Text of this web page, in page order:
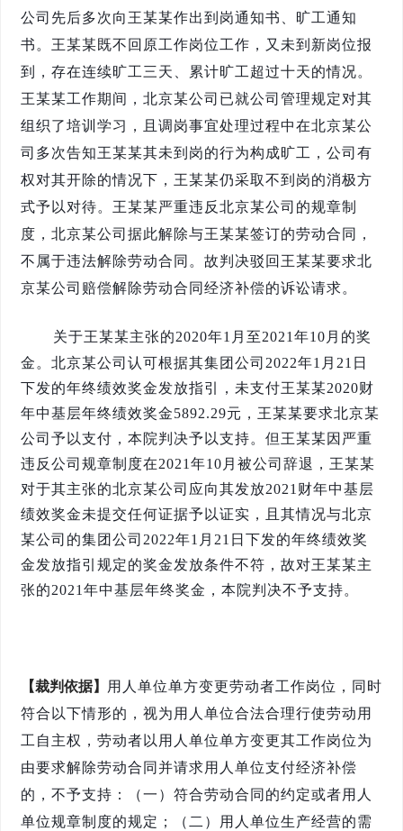
公司先后多次向王某某作出到岗通知书、旷工通知
书。王某某既不回原工作岗位工作，又未到新岗位报
到，存在连续旷工三天、累计旷工超过十天的情况。
王某某工作期间，北京某公司已就公司管理规定对其
组织了培训学习，且调岗事宜处理过程中在北京某公
司多次告知王某某其未到岗的行为构成旷工，公司有
权对其开除的情况下，王某某仍采取不到岗的消极方
式予以对待。王某某严重违反北京某公司的规章制
度，北京某公司据此解除与王某某签订的劳动合同，
不属于违法解除劳动合同。故判决驳回王某某要求北
京某公司赔偿解除劳动合同经济补偿的诉讼请求。
关于王某某主张的2020年1月至2021年10月的奖
金。北京某公司认可根据其集团公司2022年1月21日
下发的年终绩效奖金发放指引，未支付王某某2020财
年中基层年终绩效奖金5892.29元，王某某要求北京某
公司予以支付，本院判决予以支持。但王某某因严重
违反公司规章制度在2021年10月被公司辞退，王某某
对于其主张的北京某公司应向其发放2021财年中基层
绩效奖金未提交任何证据予以证实，且其情况与北京
某公司的集团公司2022年1月21日下发的年终绩效奖
金发放指引规定的奖金发放条件不符，故对王某某主
张的2021年中基层年终奖金，本院判决不予支持。
【裁判依据】
用人单位单方变更劳动者工作岗位，同时
符合以下情形的，视为用人单位合法合理行使劳动用
工自主权，劳动者以用人单位单方变更其工作岗位为
由要求解除劳动合同并请求用人单位支付经济补偿
的，不予支持：（一）符合劳动合同的约定或者用人
单位规章制度的规定；（二）用人单位生产经营的需